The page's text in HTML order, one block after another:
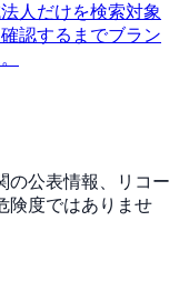
人だけを検索対象
認するまでブラン
の公表情報、リコー
険度ではありませ